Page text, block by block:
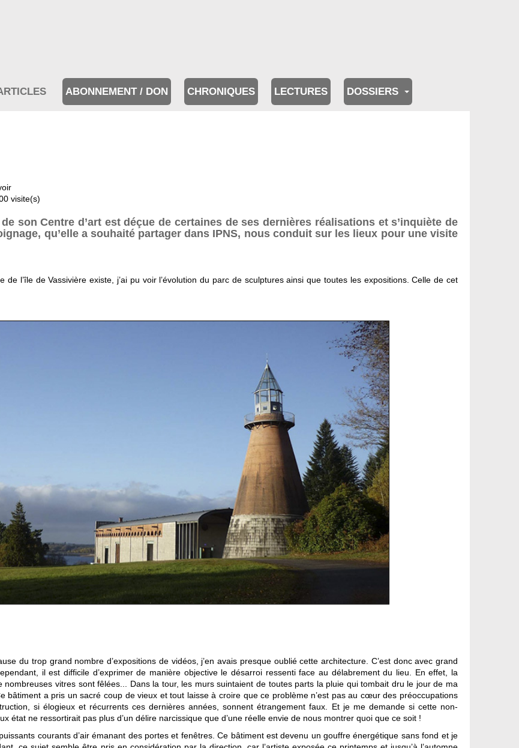
ABONNEMENT / DON CHRONIQUES LECTURES DOSSIERS
visite(s)
son Centre d’art est déçue de certaines de ses dernières réalisations et s’inquiète de
qu’elle a souhaité partager dans IPNS, nous conduit sur les lieux pour une visite
l’île de Vassivière existe, j’ai pu voir l’évolution du parc de sculptures ainsi que toutes les expositions. Celle de cet
du trop grand nombre d’expositions de vidéos, j’en avais presque oublié cette architecture. C’est donc avec grand
il est difficile d’exprimer de manière objective le désarroi ressenti face au délabrement du lieu. En effet, la
vitres sont fêlées... Dans la tour, les murs suintaient de toutes parts la pluie qui tombait dru le jour de ma
bâtiment a pris un sacré coup de vieux et tout laisse à croire que ce problème n’est pas au cœur des préoccupations
si élogieux et récurrents ces dernières années, sonnent étrangement faux. Et je me demande si cette non-
état ne ressortirait pas plus d’un délire narcissique que d’une réelle envie de nous montrer quoi que ce soit !
courants d’air émanant des portes et fenêtres. Ce bâtiment est devenu un gouffre énergétique sans fond et je